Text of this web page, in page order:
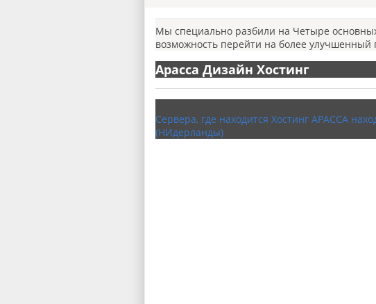
Мы специально разбили на Четыре
возможность перейти на более улучшенный
Арасса Дизайн Хостинг
Сервера, где находится Хостинг АРАССА
(НИдерланды)